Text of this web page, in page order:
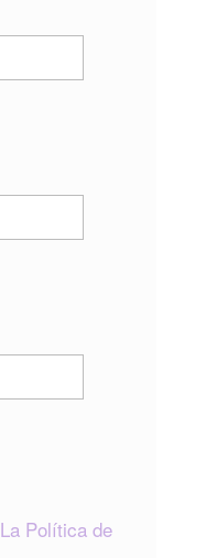
La Política de